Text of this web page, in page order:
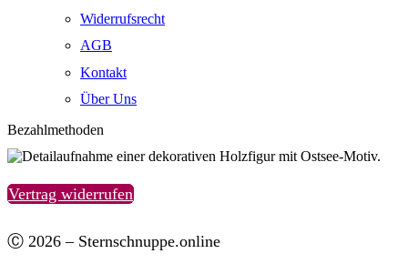
Widerrufsrecht
AGB
Kontakt
Über Uns
Bezahlmethoden
Vertrag widerrufen
Ⓒ 2026 – Sternschnuppe.online